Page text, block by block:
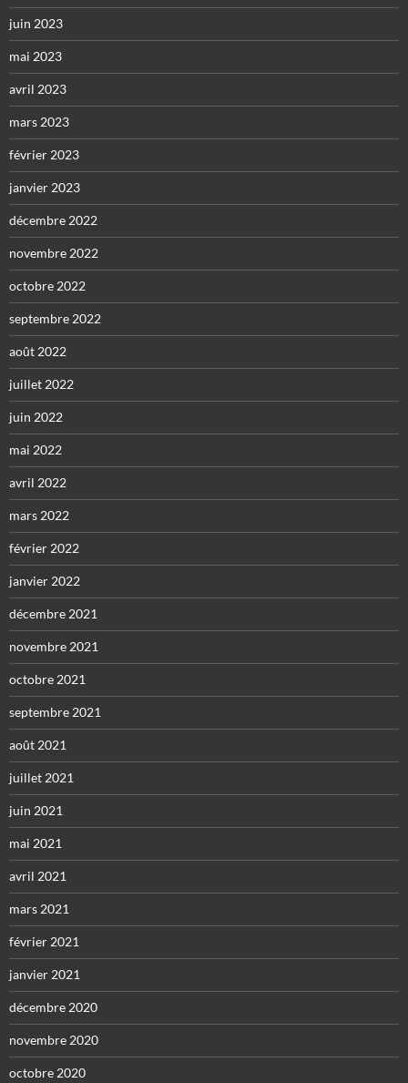
juin 2023
mai 2023
avril 2023
mars 2023
février 2023
janvier 2023
décembre 2022
novembre 2022
octobre 2022
septembre 2022
août 2022
juillet 2022
juin 2022
mai 2022
avril 2022
mars 2022
février 2022
janvier 2022
décembre 2021
novembre 2021
octobre 2021
septembre 2021
août 2021
juillet 2021
juin 2021
mai 2021
avril 2021
mars 2021
février 2021
janvier 2021
décembre 2020
novembre 2020
octobre 2020